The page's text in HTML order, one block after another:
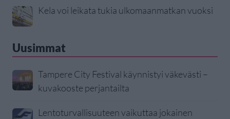
Kela voi leikata tukia ulkomaanmatkan vuoksi
Uusimmat
Tampere City Festival käynnistyi väkevästi –
kuvakooste perjantailta
Lentoturvallisuuteen vaikuttaa jokainen